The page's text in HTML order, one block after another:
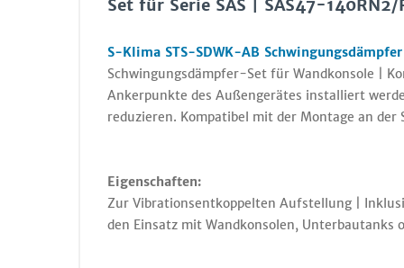
Set für Serie SAS | SAS47-140RN2/
S-Klima STS-SDWK-AB
Schwingungsdämpfer-Set für Wandkonsole |
Ankerpunkte des Außengerätes installiert
reduzieren. Kompatibel mit der Montage an
Eigenschaften:
Zur Vibrationsentkoppelten Aufstellung |
den Einsatz mit Wandkonsolen, Unterbautanks